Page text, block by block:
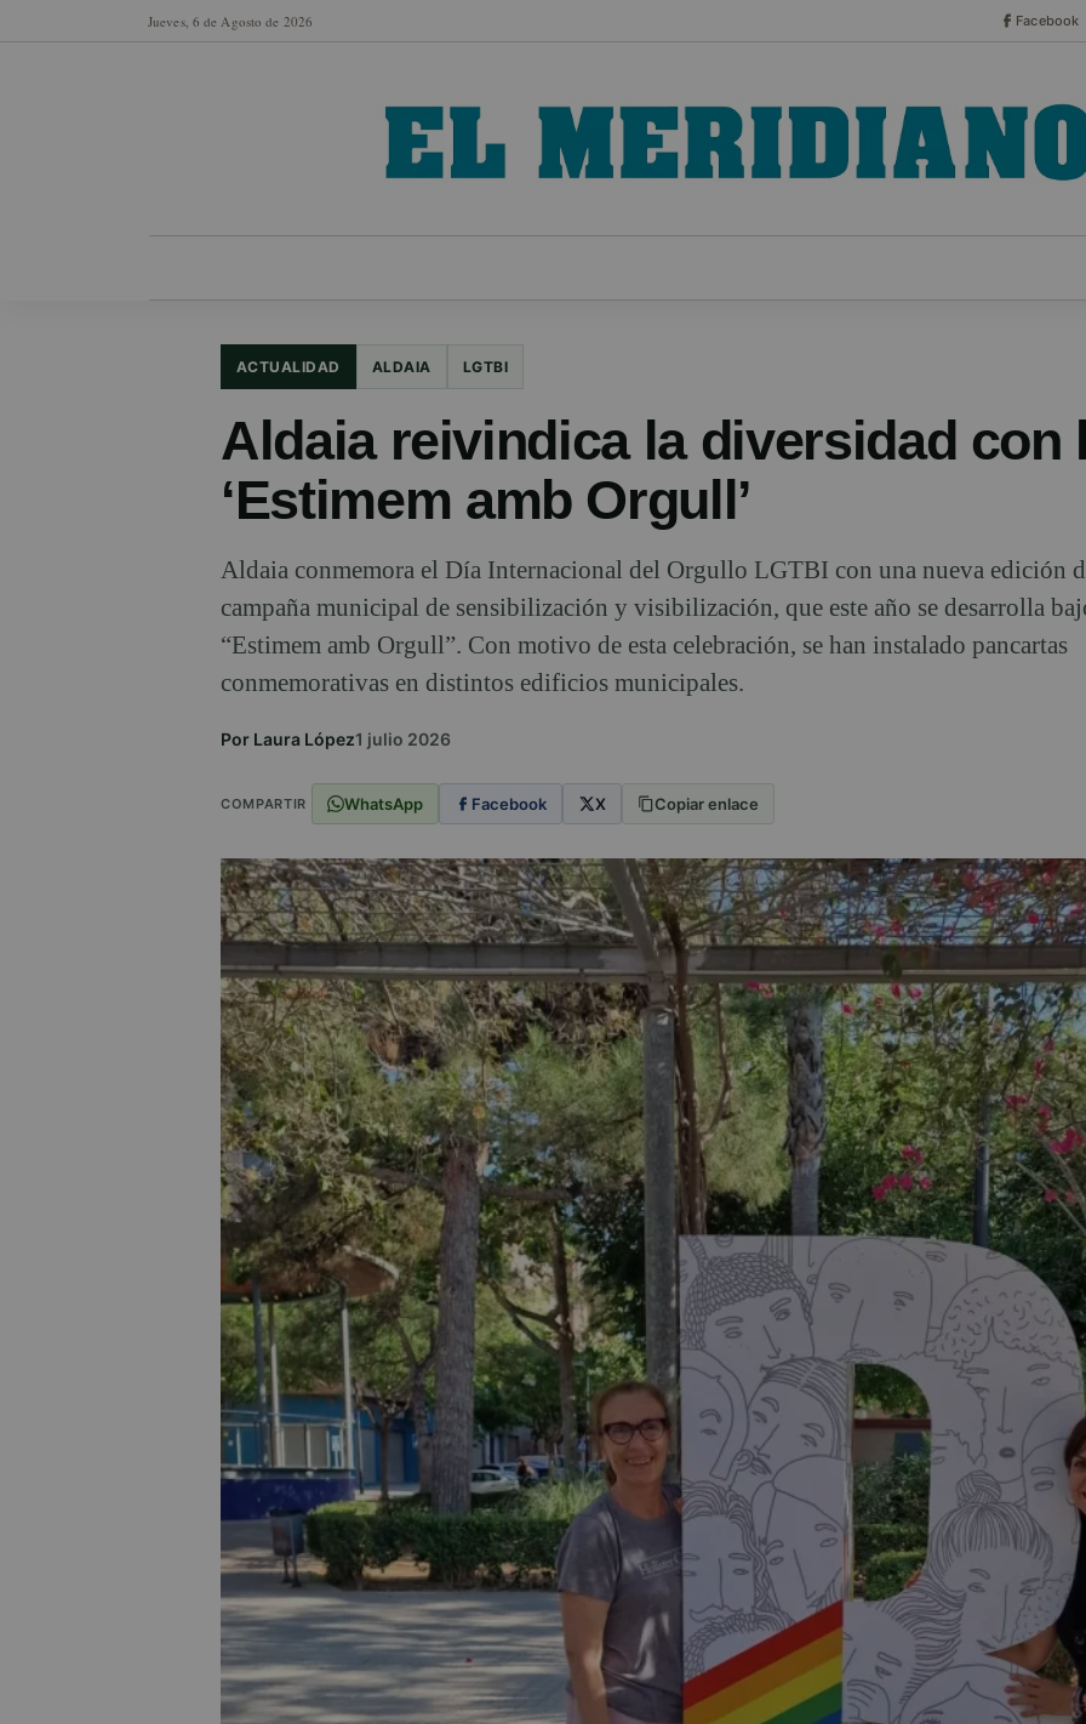
Jueves, 6 de Agosto de 2026 Facebook
ACTUALIDAD ALDAIA LGTBI
Aldaia reivindica la diversidad con
‘Estimem amb Orgull’
Aldaia conmemora el Día Internacional del Orgullo LGTBI con una nueva edición
campaña municipal de sensibilización y visibilización, que este año se desarrolla
“Estimem amb Orgull”. Con motivo de esta celebración, se han instalado pancartas
conmemorativas en distintos edificios municipales.
Por Laura López1 julio 2026
COMPARTIR WhatsApp Facebook X Copiar enlace